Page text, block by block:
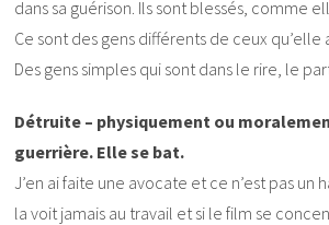
dans sa guérison. Ils sont blessés, comme
Ce sont des gens différents de ceux qu’elle
Des gens simples qui sont dans le rire, le
Détruite – physiquement ou
guerrière. Elle se bat.
J’en ai faite une avocate et ce n’est pas un
la voit jamais au travail et si le film se